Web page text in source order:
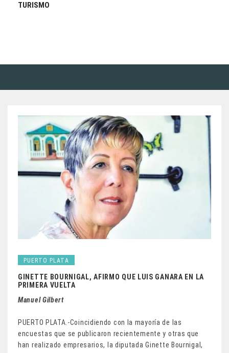
TURISMO
PUERTO PLATA
GINETTE BOURNIGAL, AFIRMO QUE LUIS GANARA EN LA
PRIMERA VUELTA
Manuel Gilbert
PUERTO PLATA.-Coincidiendo con la mayoría de las
encuestas que se publicaron recientemente y otras que
han realizado empresarios, la diputada Ginette Bournigal,